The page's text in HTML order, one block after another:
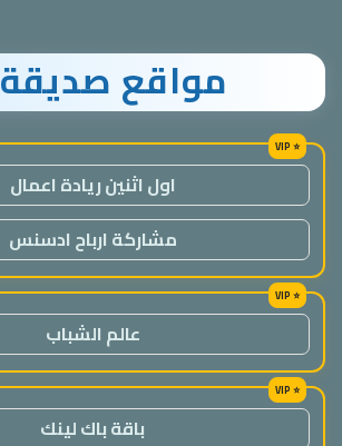
مواقع صديقة
اول اثنين ريادة اعمال
مشاركة ارباح ادسنس
عالم الشباب
باقة باك لينك